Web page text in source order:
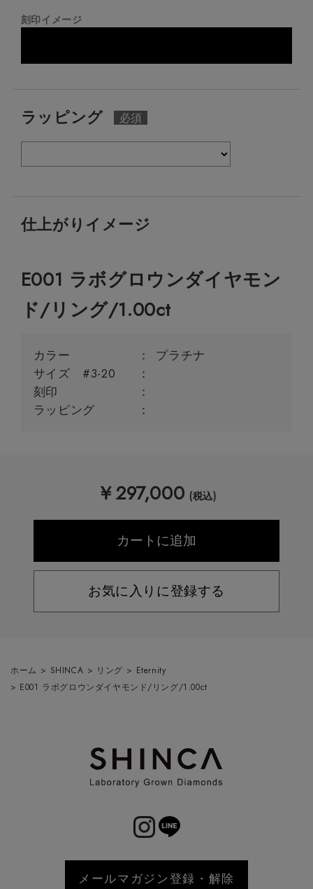
刻印イメージ
ラッピング
仕上がりイメージ
E001 ラボグロウンダイヤモン
ド/リング/1.00ct
カラー
プラチナ
サイズ #3-20
刻印
ラッピング
￥297,000 (税込)
お気に入りに登録する
ホーム > SHINCA > リング > Eternity
> E001 ラボグロウンダイヤモンド/リング/1.00ct
メールマガジン登録・解除